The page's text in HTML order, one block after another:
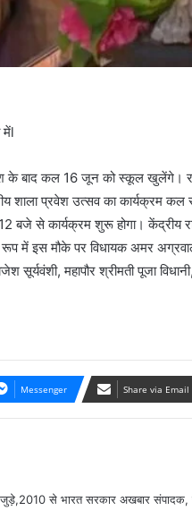
मेंl
बाद कल 16 जून को स्कूल खुलेंगे।
शाला प्रवेश उत्सव का कार्यक्रम
बजे से कार्यक्रम शुरू होगा।
में इस मौके पर विधायक अमर
महापौर श्रीमती पूजा
Messenger Share via Email
से भारत सरकार अखबार